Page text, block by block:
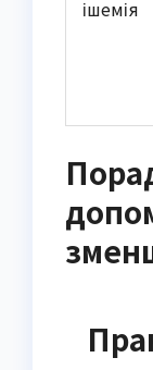
ішемія